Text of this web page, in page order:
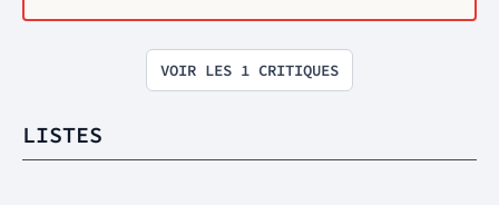
VOIR LES 1 CRITIQUES
LISTES